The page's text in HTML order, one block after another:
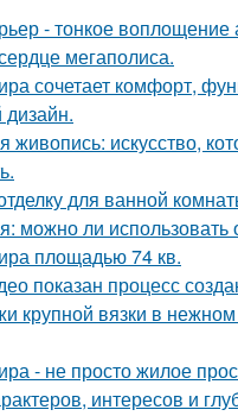
- тонкое
мегаполиса.
сочетает комфорт,
живопись: искусство,
для ванной
можно ли использовать
площадью 74 кв.
показан процесс
крупной вязки в
- не просто жилое
интересов и